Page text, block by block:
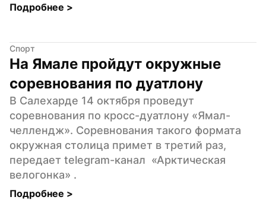
Подробнее >
Спорт
На Ямале пройдут окружные
соревнования по дуатлону
В Салехарде 14 октября проведут
соревнования по кросс-дуатлону «Ямал-
челлендж». Соревнования такого формата
окружная столица примет в третий раз,
передает telegram-канал  «Арктическая
велогонка» .
Подробнее >